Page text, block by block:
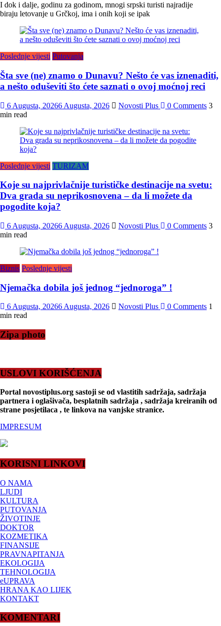
I dok i dalje, godinu za godinom, mnogi srpski turisti najradije
biraju letovanje u Grčkoj, ima i onih koji se ipak
Poslednje vijesti Putovanja
Šta sve (ne) znamo o Dunavu? Nešto će vas iznenaditi,
a nešto oduševiti što ćete saznati o ovoj moćnoj reci
6 Augusta, 20266 Augusta, 2026 Novosti Plus 0 Comments 3
min read
Poslednje vijesti TURIZAM
Koje su najprivlačnije turističke destinacije na svetu:
Dva grada su neprikosnovena – da li možete da
pogodite koja?
6 Augusta, 20266 Augusta, 2026 Novosti Plus 0 Comments 3
min read
Biznis Poslednje vijesti
Njemačka dobila još jednog “jednoroga” !
6 Augusta, 20266 Augusta, 2026 Novosti Plus 0 Comments 1
min read
Zipa photo
USLOVI KORIŠĆENJA
Portal novostiplus.org sastoji se od vlastitih sadržaja, sadržaja
partnera i oglašivača, besplatnih sadržaja , sadržaja kreiranih od
strane posjetilaca , te linkova na vanjske stranice.
IMPRESUM
KORISNI LINKOVI
O NAMA
LJUDI
KULTURA
PUTOVANJA
ŽIVOTINJE
DOKTOR
KOZMETIKA
FINANSIJE
PRAVNAPITANJA
EKOLOGIJA
TEHNOLOGIJA
eUPRAVA
HRANA KAO LIJEK
KONTAKT
KOMENTARI